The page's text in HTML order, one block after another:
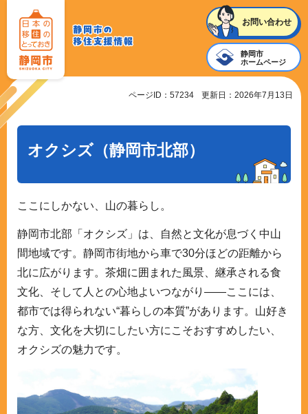
静岡
市の
移住
支援
情報
静岡市
お問い合わせ
静岡市
ホームページ
ページID：57234 更新日：2026年7月13日
オクシズ（静岡市北部）
ここにしかない、山の暮らし。
静岡市北部「オクシズ」は、自然と文化が息づく中山
間地域です。静岡市街地から車で30分ほどの距離から
北に広がります。茶畑に囲まれた風景、継承される食
文化、そして人との心地よいつながり——ここには、
都市では得られない“暮らしの本質”があります。山好き
な方、文化を大切にしたい方にこそおすすめしたい、
オクシズの魅力です。